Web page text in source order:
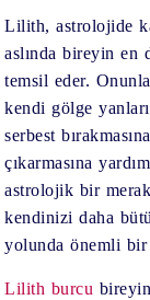
Lilith, astrolojide
aslında bireyin en
temsil eder.
kendi gölge
serbest
çıkarmasına
astrolojik bir
kendinizi daha
yolunda önemli bir
Lilith burcu